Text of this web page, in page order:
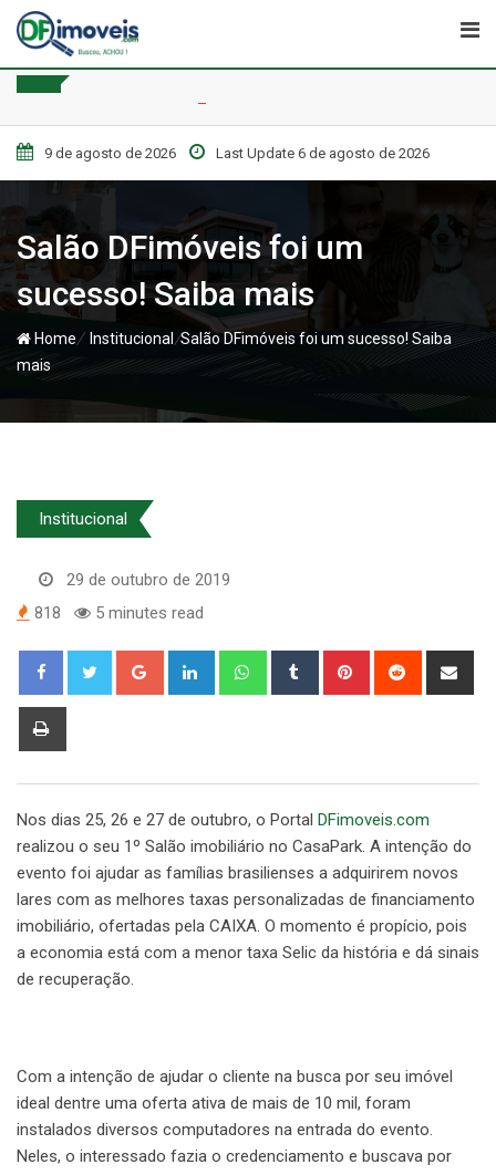
Skip
content
9 de agosto de 2026 Last Update 6 de agosto de 2026
Salão DFimóveis foi um
sucesso! Saiba mais
Home/Institucional /Salão DFimóveis foi um sucesso! Saiba
mais
Institucional
29 de outubro de 2019
818
5 minutes read
Google+ LinkedIn WhatsappTumblr Pinterest Reddit
Nos dias 25, 26 e 27 de outubro, o Portal DFimoveis.com
realizou o seu 1º Salão imobiliário no CasaPark. A intenção do
evento foi ajudar as famílias brasilienses a adquirirem novos
lares com as melhores taxas personalizadas de financiamento
imobiliário, ofertadas pela CAIXA. O momento é propício, pois
a economia está com a menor taxa Selic da história e dá sinais
de recuperação.
Com a intenção de ajudar o cliente na busca por seu imóvel
ideal dentre uma oferta ativa de mais de 10 mil, foram
instalados diversos computadores na entrada do evento.
Neles, o interessado fazia o credenciamento e buscava por